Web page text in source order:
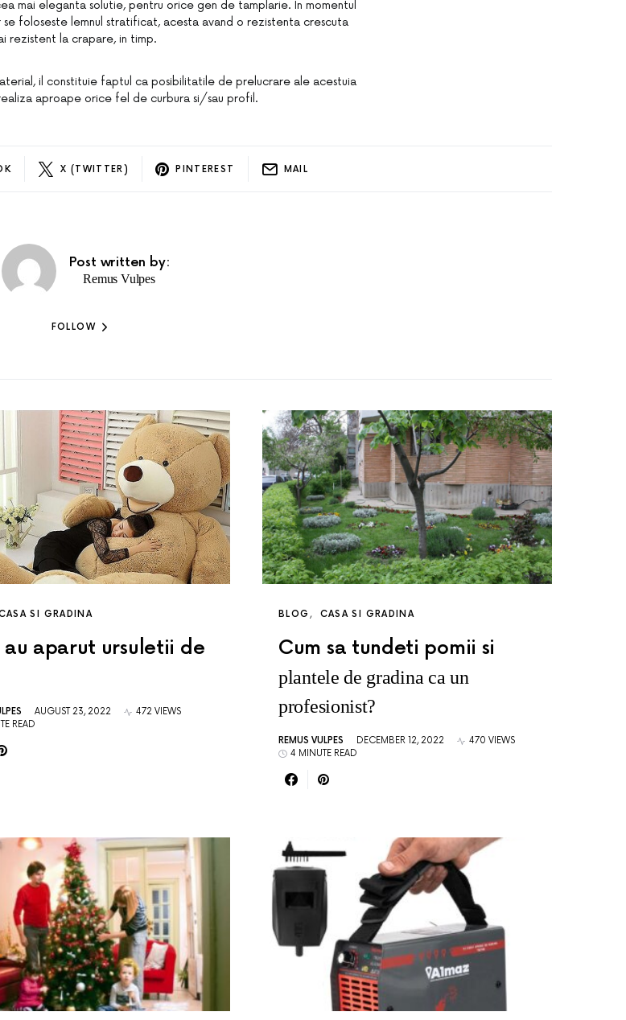
mai eleganta solutie, pentru orice gen de tamplarie. In momentul
foloseste lemnul stratificat, acesta avand o rezistenta crescuta
rezistent la crapare, in timp.
il constituie faptul ca posibilitatile de prelucrare ale acestuia
aproape orice fel de curbura si/sau profil.
X (TWITTER) PINTEREST MAIL
Post written by:
Remus Vulpes
FOLLOW
SI GRADINA
au aparut ursuletii de
AUGUST 23, 2022
472 VIEWS
READ
BLOG CASA SI GRADINA
Cum sa tundeti pomii si
plantele de gradina ca un
profesionist?
REMUS VULPES DECEMBER 12, 2022
470 VIEWS
4 MINUTE READ